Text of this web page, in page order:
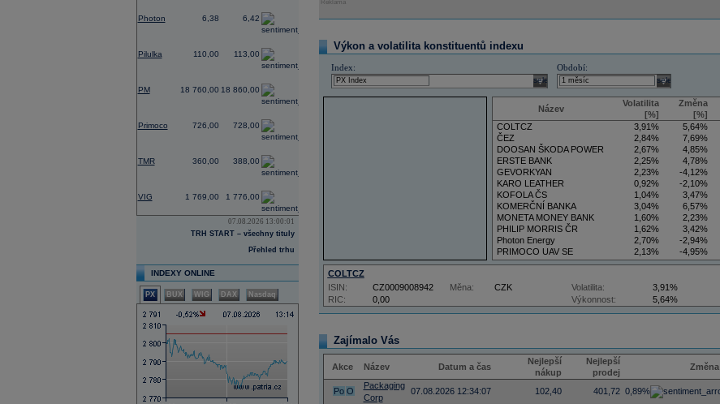
Photon 6,38 6,42
Pilulka 110,00 113,00
0,00
PM 18 760,00 18 860,00
Primoco 726,00 728,00
TMR 360,00 388,00
VIG 1 769,00 1 776,00
07.08.2026 13:00:01
TRH START – všechny tituly
Přehled trhu
INDEXY ONLINE
PX BUX WIG DAX Nasdaq
Reklama
Výkon a volatilita konstituentů indexu
Index:
select
Období:
select
Název
Volatilita
[%]
Změna
[%]
COLTCZ
3,91%
5,64%
ČEZ
2,84%
7,69%
DOOSAN ŠKODA POWER
2,67%
4,85%
ERSTE BANK
2,25%
4,78%
GEVORKYAN
2,23%
-4,12%
KARO LEATHER
0,92%
-2,10%
KOFOLA ČS
1,04%
3,47%
KOMERČNÍ BANKA
3,04%
6,57%
MONETA MONEY BANK
1,60%
2,23%
PHILIP MORRIS ČR
1,62%
3,42%
Photon Energy
2,70%
-2,94%
PRIMOCO UAV SE
2,13%
-4,95%
VIG
4,09%
11,61%
COLTCZ
RIC: 0,00
ISIN: CZ0009008942 Měna: CZK Volatilita:
3,91%
Výkonnost:
5,64%
Zajímalo Vás
Akce Název Datum a čas
Nejlepší
nákup
Nejlepší
prodej
Změna
Po O
Packaging
Corp
07.08.2026 12:34:07 102,40 401,72 0,89%